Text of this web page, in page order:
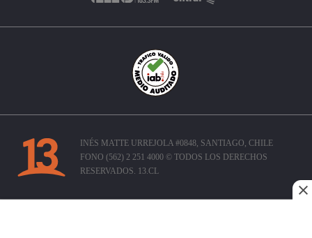
INÉS MATTE URREJOLA #0848, SANTIAGO, CHILE
FONO (562) 2 251 4000 © TODOS LOS DERECHOS
RESERVADOS. 13.CL